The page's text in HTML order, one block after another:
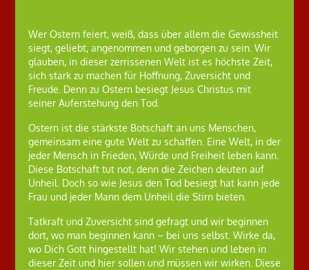
Wer Ostern feiert, weiß, dass über allem die Gewissheit
siegt, geliebt, angenommen und geborgen zu sein. Wir
glauben, in dieser zerrissenen Welt ist es höchste Zeit,
sich stark zu machen für Hoffnung, Zuversicht und
Freude. Denn zu Ostern besiegt Jesus Christus mit
seiner Auferstehung den Tod.
Ostern ist die stärkste Botschaft an uns Menschen,
gemeinsam eine gute Welt zu schaffen. Eine Welt, in der
jeder Mensch in Frieden, Würde und Freiheit leben kann.
Diese Botschaft tut not, denn die Zeichen deuten auf
Unheil. Doch so wie Jesus den Tod besiegt hat kann jede
Frau und jeder Mann dem Unheil die Stirn bieten.
Tatkraft und Zuversicht sind gefragt und wir beginnen
dort, wo man beginnen kann – bei uns selbst. Wirke da,
wo Dich Gott hingestellt hat! Wir stehen und leben in
dieser Zeit und hier sollen und müssen wir wirken. Diese